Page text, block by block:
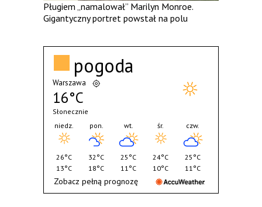
Pługiem „namalował” Marilyn Monroe.
Gigantyczny portret powstał na polu
pogoda
Warszawa
16°C
Słonecznie
niedz.
26°C
13°C
pon.
32°C
18°C
wt.
25°C
11°C
śr.
24°C
10°C
czw.
25°C
11°C
Zobacz pełną prognozę